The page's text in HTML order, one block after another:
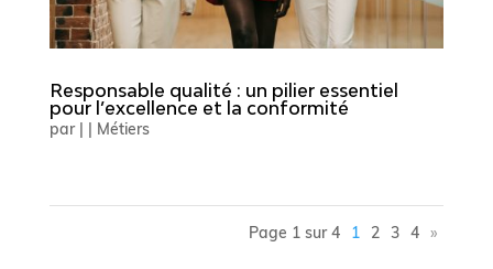
Responsable qualité : un pilier essentiel
pour l’excellence et la conformité
par Métiers
Page 1 sur 4 1 2 3 4 »